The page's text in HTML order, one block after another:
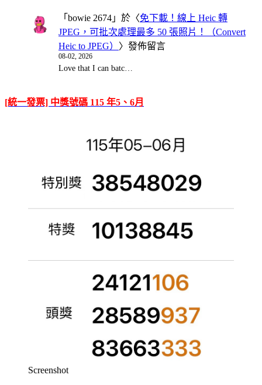
「 bowie 2674 」於〈免下載！線上 Heic 轉
JPEG，可批次處理最多 50 張照片！（Convert
Heic to JPEG） 〉發佈留言
08-02, 2026
Love that I can batc…
[統一發票] 中獎號碼 115 年5、6月
Screenshot